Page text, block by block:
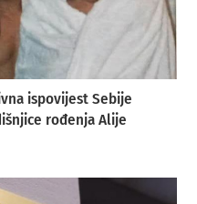
ispovijest Sebije
rođenja Alije